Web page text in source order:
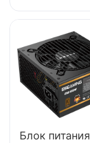
Блок питания